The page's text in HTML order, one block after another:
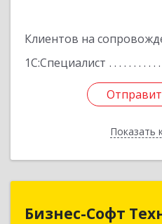
Клиентов на
1С:Специалист
Показать
Бизнес-Софт
Бизнес-